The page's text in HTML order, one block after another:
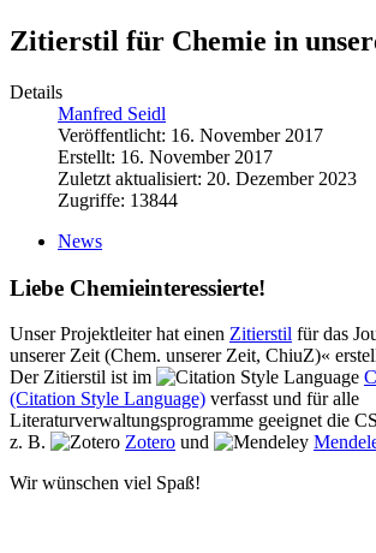
Zitierstil für Chemie in
Details
Manfred Seidl
Veröffentlicht: 16. November 2017
Erstellt: 16. November 2017
Zuletzt aktualisiert: 20. Dezember 2023
Zugriffe: 13844
News
Liebe Chemieinteressierte!
Unser Projektleiter hat einen Zitierstil für das
unserer Zeit (Chem. unserer Zeit, ChiuZ)«
Der Zitierstil ist im
(Citation Style Language) verfasst und für alle
Literaturverwaltungsprogramme geeignet die
z. B.
Zotero und
Wir wünschen viel Spaß!